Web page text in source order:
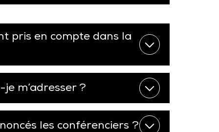
pris en compte dans la
m’adresser ?
les conférenciers ?